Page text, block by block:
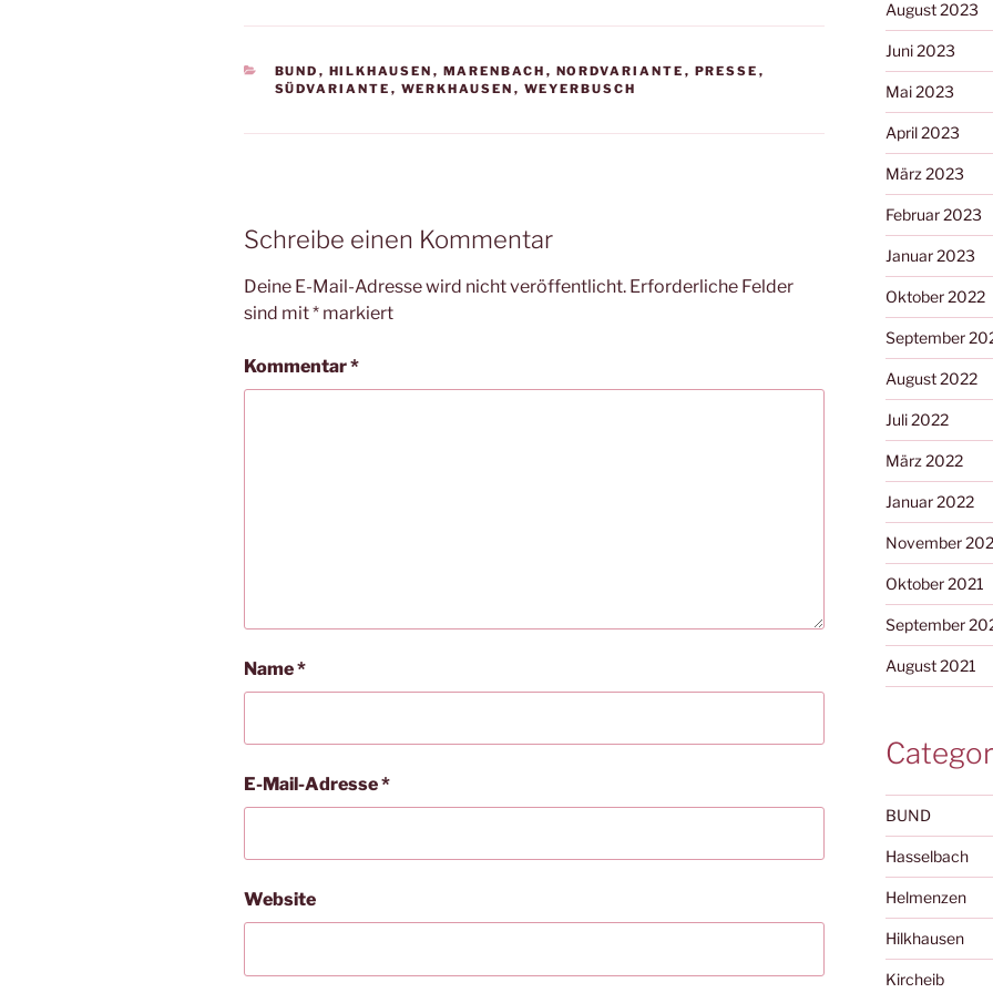
KATEGORIEN
BUND , HILKHAUSEN , MARENBACH , NORDVARIANTE , PRESSE ,
SÜDVARIANTE , WERKHAUSEN , WEYERBUSCH
Schreibe einen Kommentar
Deine E-Mail-Adresse wird nicht veröffentlicht. Erforderliche Felder
sind mit* markiert
Kommentar*
Name*
E-Mail-Adresse*
Website
August 2023
Juni 2023
Mai 2023
April 2023
März 2023
Februar 2023
Januar 2023
Oktober 2022
September
August 2022
Juli 2022
März 2022
Januar 2022
November
Oktober 2021
September
August 2021
BUND
Hasselbach
Helmenzen
Hilkhausen
Kircheib